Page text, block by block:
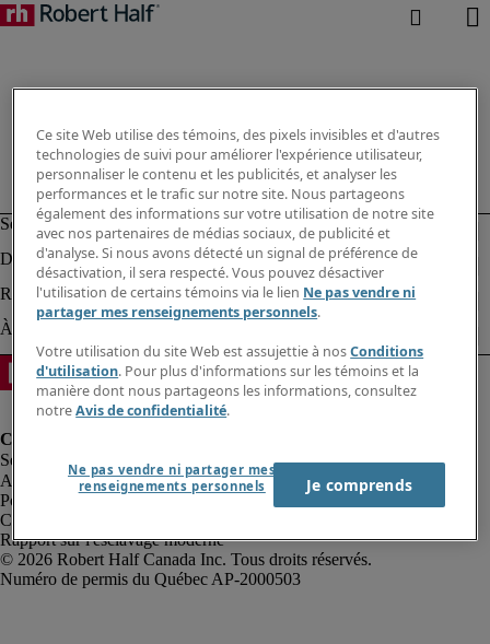
Alerte à la fraude
Politique de confidentialité
Conditions d’utilisation
Rapport sur l'esclavage moderne
Robert Half Canada Inc. Tous droits réservés.
Ce site Web utilise des témoins, des pixels invisibles et d'autres
technologies de suivi pour améliorer l'expérience utilisateur,
personnaliser le contenu et les publicités, et analyser les
performances et le trafic sur notre site. Nous partageons
également des informations sur votre utilisation de notre site
avec nos partenaires de médias sociaux, de publicité et
d'analyse. Si nous avons détecté un signal de préférence de
désactivation, il sera respecté. Vous pouvez désactiver
l'utilisation de certains témoins via le lien Ne pas vendre ni
partager mes renseignements personnels.
Votre utilisation du site Web est assujettie à nosConditions
d'utilisation. Pour plus d'informations sur les témoins et la
manière dont nous partageons les informations, consultez
notreAvis de confidentialité.
Ne pas vendre ni partager mes
renseignements personnels
Je comprends